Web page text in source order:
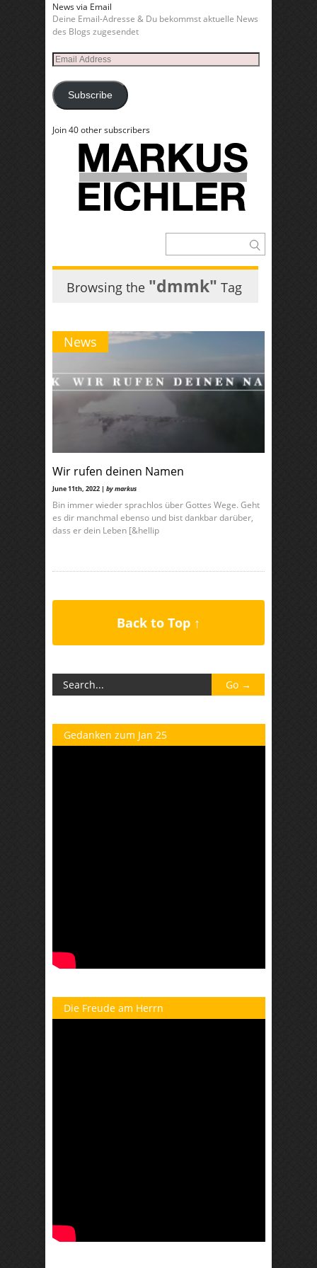
News via Email
Deine Email-Adresse & Du bekommst aktuelle News
des Blogs zugesendet
Email
Address
Subscribe
Join 40 other subscribers
Browsing the "dmmk" Tag
News
Wir rufen deinen Namen
June 11th, 2022 | by markus
Bin immer wieder sprachlos über Gottes Wege. Geht
es dir manchmal ebenso und bist dankbar darüber,
dass er dein Leben [&hellip
Back to Top ↑
Gedanken zum Jan 25
Die Freude am Herrn